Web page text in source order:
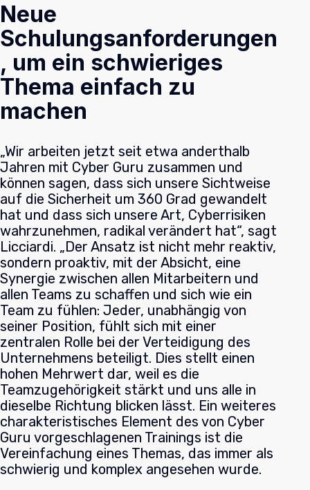
Neue
Schulungsanforderungen
, um ein schwieriges
Thema einfach zu
machen
„Wir arbeiten jetzt seit etwa anderthalb
Jahren mit Cyber Guru zusammen und
können sagen, dass sich unsere Sichtweise
auf die Sicherheit um 360 Grad gewandelt
hat und dass sich unsere Art, Cyberrisiken
wahrzunehmen, radikal verändert hat“, sagt
Licciardi. „Der Ansatz ist nicht mehr reaktiv,
sondern proaktiv, mit der Absicht, eine
Synergie zwischen allen Mitarbeitern und
allen Teams zu schaffen und sich wie ein
Team zu fühlen: Jeder, unabhängig von
seiner Position, fühlt sich mit einer
zentralen Rolle bei der Verteidigung des
Unternehmens beteiligt. Dies stellt einen
hohen Mehrwert dar, weil es die
Teamzugehörigkeit stärkt und uns alle in
dieselbe Richtung blicken lässt. Ein weiteres
charakteristisches Element des von Cyber
Guru vorgeschlagenen Trainings ist die
Vereinfachung eines Themas, das immer als
schwierig und komplex angesehen wurde.